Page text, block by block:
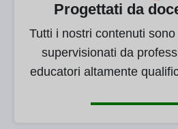
Progettati da
Tutti i nostri contenuti
supervisionati da
educatori altamente